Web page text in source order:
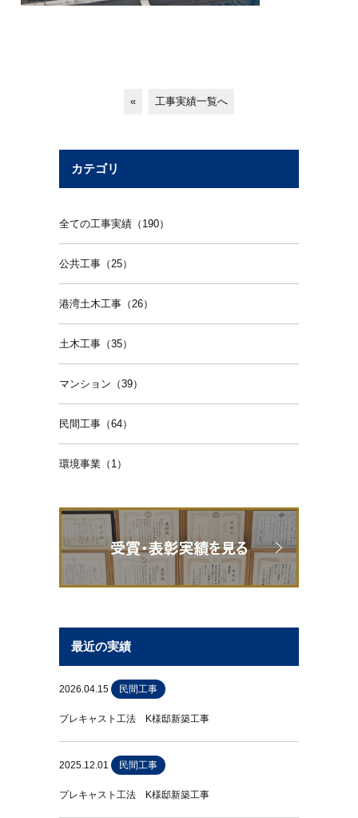
« 工事実績一覧へ
カテゴリ
全ての工事実績（190）
公共工事（25）
港湾土木工事（26）
土木工事（35）
マンション（39）
民間工事（64）
環境事業（1）
最近の実績
2026.04.15 民間工事
プレキャスト工法 K様邸新築工事
2025.12.01 民間工事
プレキャスト工法 K様邸新築工事